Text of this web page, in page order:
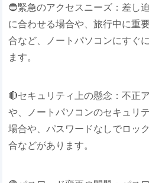
🔵緊急のアクセスニーズ：差し
に合わせる場合や、旅行中に重
合など、ノートパソコンにすぐ
ます。
🔴セキュリティ上の懸念：不正
や、ノートパソコンのセキュリ
場合や、パスワードなしでロッ
合などがあります。